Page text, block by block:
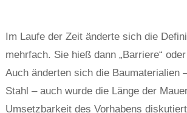
Im Laufe der Zeit änderte sich die
mehrfach. Sie hieß dann „Barriere“
Auch änderten sich die Baumaterialien
Stahl – auch wurde die Länge der
Umsetzbarkeit des Vorhabens